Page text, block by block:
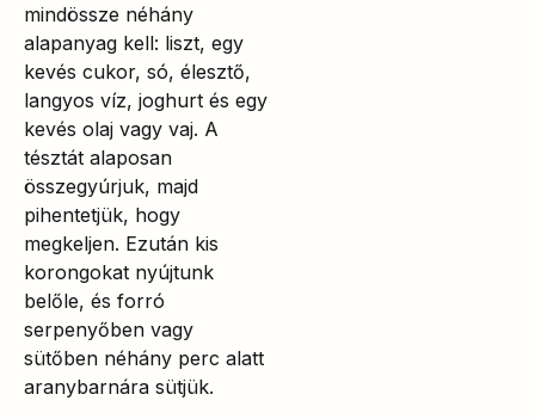
mindössze néhány
alapanyag kell: liszt, egy
kevés cukor, só, élesztő,
langyos víz, joghurt és egy
kevés olaj vagy vaj. A
tésztát alaposan
összegyúrjuk, majd
pihentetjük, hogy
megkeljen. Ezután kis
korongokat nyújtunk
belőle, és forró
serpenyőben vagy
sütőben néhány perc alatt
aranybarnára sütjük.